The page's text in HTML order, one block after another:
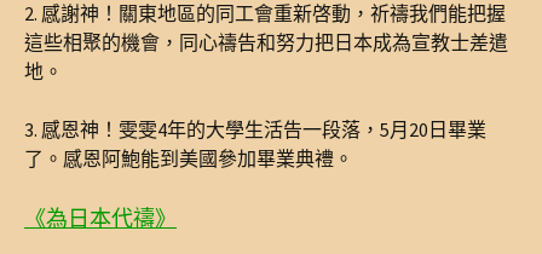
2. 感謝神！關東地區的同工會重新啓動，祈禱我們能把握
這些相聚的機會，同心禱告和努力把日本成為宣教士差遣
地。
3. 感恩神！雯雯4年的大學生活告一段落，5月20日畢業
了。感恩阿鮑能到美國參加畢業典禮。
《為日本代禱》